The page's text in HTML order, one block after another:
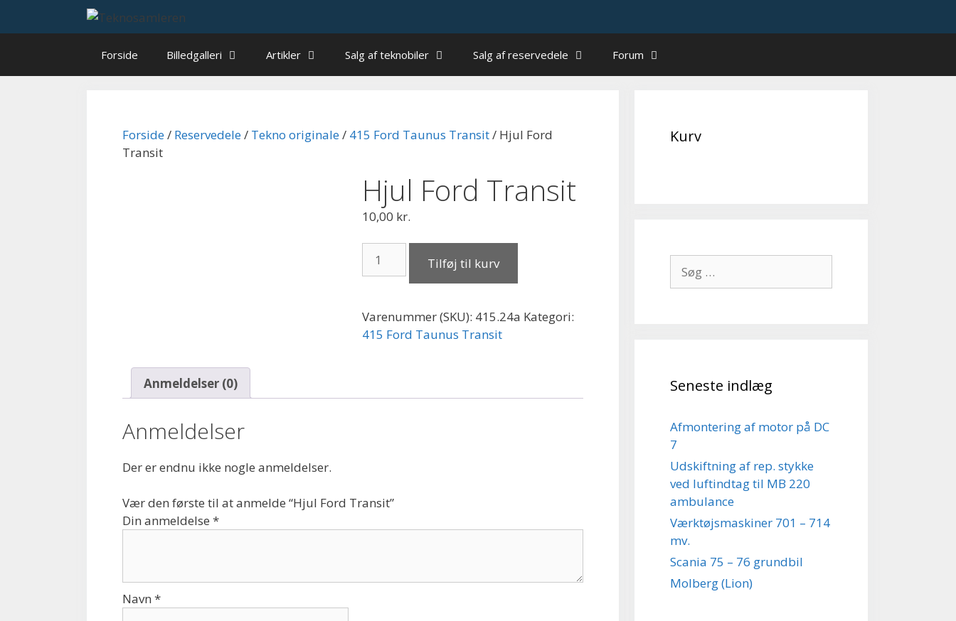
Forside Billedgalleri Artikler Salg af teknobiler Salg af reservedele Forum
Forside/ Reservedele/ Tekno originale/ 415 Ford Taunus Transit/ Hjul Ford
Transit
Hjul Ford Transit
10,00 kr.
Ford
Tilføj til kurv
Varenummer (SKU): 415.24a Kategori:
415 Ford Taunus Transit
Anmeldelser (0)
Anmeldelser
Der er endnu ikke nogle anmeldelser.
Vær den første til at anmelde “Hjul Ford Transit”
Din anmeldelse *
Navn *
Kurv
efter:
Seneste indlæg
Afmontering af motor på DC
7
Udskiftning af rep. stykke
ved luftindtag til MB 220
ambulance
Værktøjsmaskiner 701 – 714
mv.
Scania 75 – 76 grundbil
Molberg (Lion)